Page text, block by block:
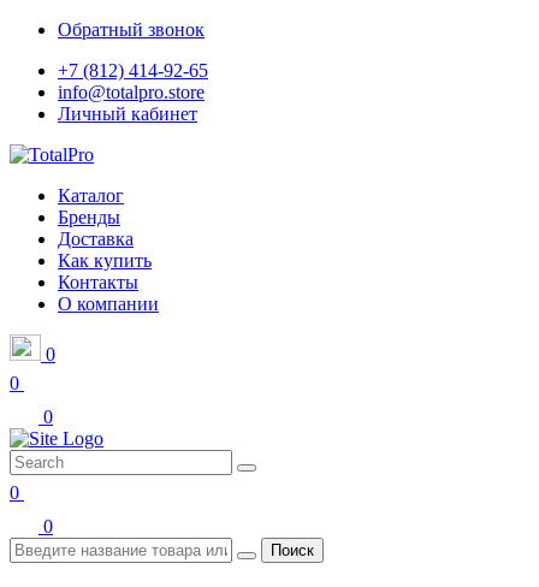
Обратный звонок
+7 (812) 414-92-65
info@totalpro.store
Личный кабинет
Каталог
Бренды
Доставка
Как купить
Контакты
О компании
0
0
0
0
0
Поиск